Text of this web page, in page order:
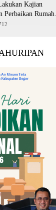
Kajian
Perbaikan Rumah
Tanah